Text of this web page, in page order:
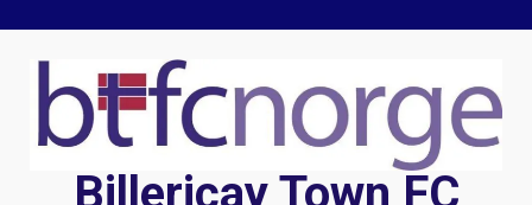
content
Billericay Town FC